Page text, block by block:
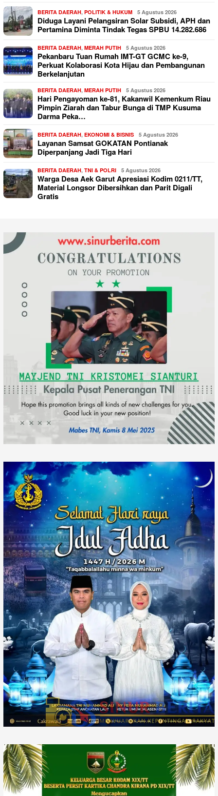
BERITA DAERAH, POLITIK & HUKUM 5 Agustus 2026
Diduga Layani Pelangsiran Solar Subsidi, APH dan
Pertamina Diminta Tindak Tegas SPBU 14.282.686
BERITA DAERAH, MERAH PUTIH 5 Agustus 2026
Pekanbaru Tuan Rumah IMT-GT GCMC ke-9,
Perkuat Kolaborasi Kota Hijau dan Pembangunan
Berkelanjutan
BERITA DAERAH, MERAH PUTIH 5 Agustus 2026
Hari Pengayoman ke-81, Kakanwil Kemenkum Riau
Pimpin Ziarah dan Tabur Bunga di TMP Kusuma
Darma Peka…
BERITA DAERAH, EKONOMI & BISNIS 5 Agustus 2026
Layanan Samsat GOKATAN Pontianak
Diperpanjang Jadi Tiga Hari
BERITA DAERAH, TNI & POLRI 5 Agustus 2026
Warga Desa Aek Garut Apresiasi Kodim 0211/TT,
Material Longsor Dibersihkan dan Parit Digali
Gratis